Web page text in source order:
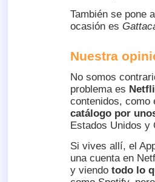
También se pone
ocasión es
Nuestra
No somos
problema es
contenidos, como
catálogo por
Estados Unidos y
Si vives allí, el
una cuenta en
y viendo todo lo